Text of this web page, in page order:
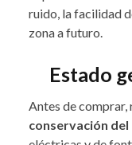
ruido, la facilidad
zona a futuro.
Estado
Antes de comprar,
conservación del